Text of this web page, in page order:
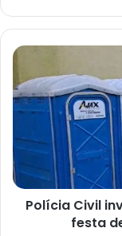
P
l
í
a
C
i
Polícia Civil
festa